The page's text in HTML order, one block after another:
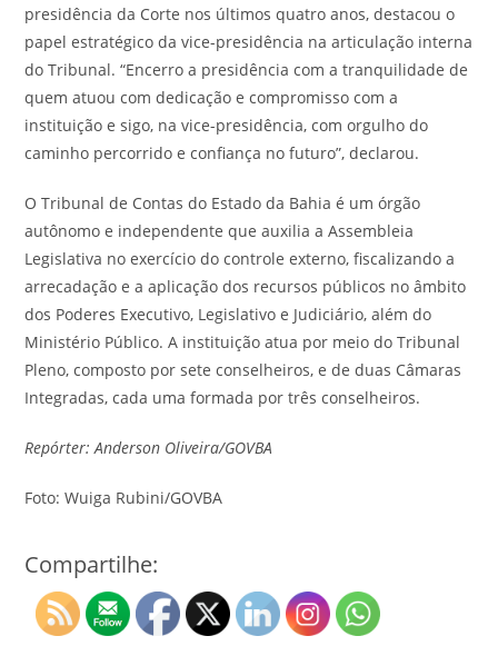
presidência da Corte nos últimos quatro anos, destacou o
papel estratégico da vice-presidência na articulação interna
do Tribunal. “Encerro a presidência com a tranquilidade de
quem atuou com dedicação e compromisso com a
instituição e sigo, na vice-presidência, com orgulho do
caminho percorrido e confiança no futuro”, declarou.
O Tribunal de Contas do Estado da Bahia é um órgão
autônomo e independente que auxilia a Assembleia
Legislativa no exercício do controle externo, fiscalizando a
arrecadação e a aplicação dos recursos públicos no âmbito
dos Poderes Executivo, Legislativo e Judiciário, além do
Ministério Público. A instituição atua por meio do Tribunal
Pleno, composto por sete conselheiros, e de duas Câmaras
Integradas, cada uma formada por três conselheiros.
Repórter: Anderson Oliveira/GOVBA
Foto: Wuiga Rubini/GOVBA
Compartilhe: